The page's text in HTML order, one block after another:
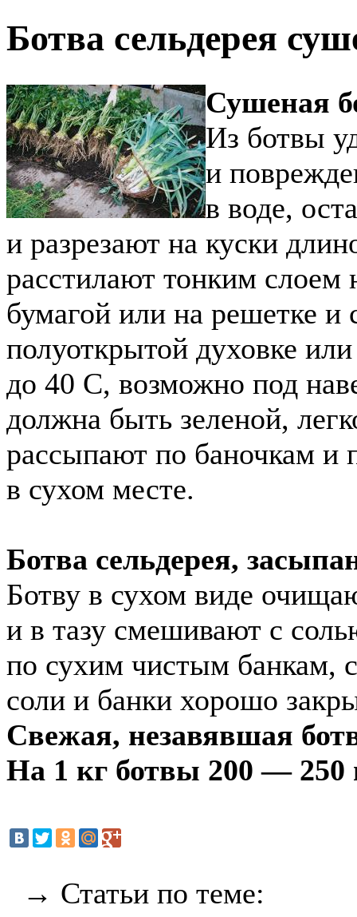
Ботва сельдерея
Сушеная
Из ботвы
и
в воде,
и разрезают на куски
расстилают тонким слоем
бумагой или на решетке и
полуоткрытой духовке
до 40 C, возможно под
должна быть зеленой,
рассыпают по баночкам и
в сухом месте.
Ботва сельдерея,
Ботву в сухом виде
и в тазу смешивают с
по сухим чистым банкам,
соли и банки хорошо
Свежая, незавявшая
На 1 кг ботвы 200 — 250
→ Статьи по теме: